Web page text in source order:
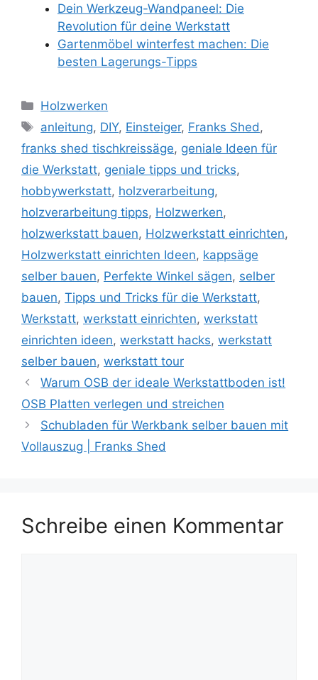
Dein Werkzeug-Wandpaneel: Die
Revolution für deine Werkstatt
Gartenmöbel winterfest machen: Die
besten Lagerungs-Tipps
Kategorien
Holzwerken
Schlagwörter
anleitung, DIY, Einsteiger, Franks Shed ,
franks shed tischkreissäge, geniale Ideen für
die Werkstatt, geniale tipps und tricks,
hobbywerkstatt, holzverarbeitung,
holzverarbeitung tipps, Holzwerken,
holzwerkstatt bauen, Holzwerkstatt einrichten,
Holzwerkstatt einrichten Ideen, kappsäge
selber bauen, Perfekte Winkel sägen, selber
bauen, Tipps und Tricks für die Werkstatt,
Werkstatt, werkstatt einrichten, werkstatt
einrichten ideen, werkstatt hacks, werkstatt
selber bauen, werkstatt tour
Warum OSB der ideale Werkstattboden ist!
OSB Platten verlegen und streichen
Schubladen für Werkbank selber bauen mit
Vollauszug | Franks Shed
Schreibe einen Kommentar